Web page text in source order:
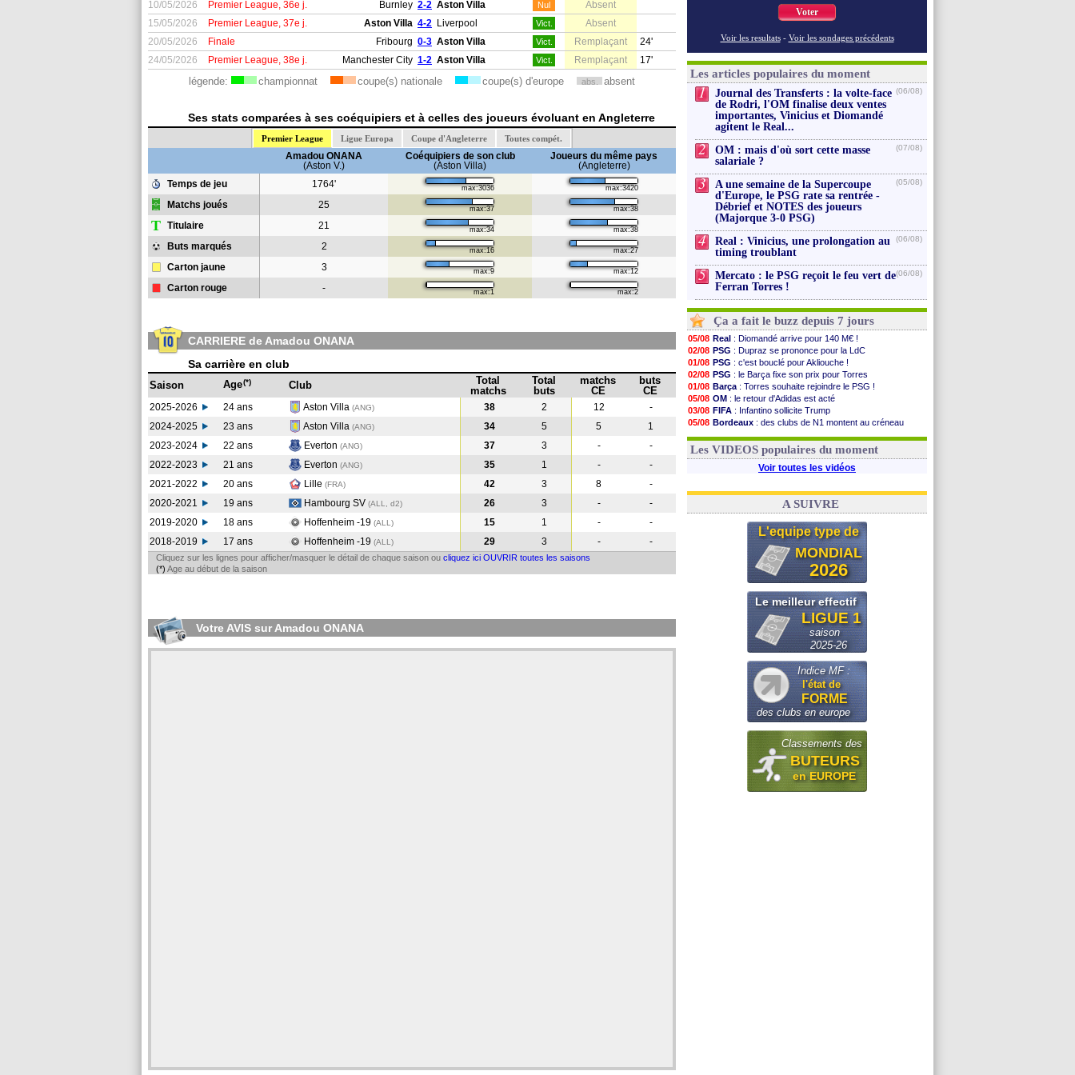
10/05/2026
Premier League, 36e j. Burnley 2-2 Aston Villa Nul
Absent
15/05/2026
Premier League, 37e j. Aston Villa 4-2 Liverpool Vict.
Absent
20/05/2026
Finale Fribourg 0-3 Aston Villa Vict. Remplaçant
24'
24/05/2026
Premier League, 38e j. Manchester City 1-2 Aston Villa Vict. Remplaçant 17'
légende: championnat coupe(s) nationale coupe(s) d'europe abs. absent
Ses stats comparées à ses coéquipiers et à celles des joueurs évoluant en Angleterre
Premier League Ligue Europa Coupe d'Angleterre Toutes compét.
Amadou ONANA
(Aston V.)
Coéquipiers de son club
(Aston Villa)
Joueurs du même pays
(Angleterre)
Temps de jeu
1764' max:3036 max:3420
Matchs joués 25 max:37 max:38
T Titulaire 21 max:34 max:38
Buts marqués 2 max:16 max:27
Carton jaune 3 max:9 max:12
Carton rouge - max:1 max:2
CARRIERE de Amadou ONANA
Sa carrière en club
Saison Age(*) Club
Total
matchs
Total
buts
matchs
CE
buts
CE
2025-2026 24 ans Aston Villa (ANG) 38 2 12
-
2024-2025
23 ans Aston Villa (ANG) 34 5 5
1
2023-2024
22 ans Everton (ANG) 37 3 -
-
2022-2023
21 ans Everton (ANG) 35 1 -
-
2021-2022
20 ans Lille (FRA) 42 3 8
-
2020-2021
19 ans Hambourg SV (ALL, d2) 26 3 -
-
2019-2020
18 ans Hoffenheim -19 (ALL ) 15 1 -
-
2018-2019
17 ans Hoffenheim -19 (ALL ) 29 3 - -
Cliquez sur les lignes pour afficher/masquer le détail de chaque saison ou cliquez ici OUVRIR toutes les saisons
(*) Age au début de la saison
Votre AVIS sur Amadou ONANA
Voter
Voir les resultats - Voir les sondages précédents
Les articles populaires du moment
1
Journal des Transferts : la volte-face
de Rodri, l'OM finalise deux ventes
importantes, Vinicius et Diomandé
agitent le Real...
(06/08)
2
OM : mais d'où sort cette masse
salariale ?
(07/08)
3
A une semaine de la Supercoupe
d'Europe, le PSG rate sa rentrée -
Débrief et NOTES des joueurs
(Majorque 3-0 PSG)
(05/08)
4
Real : Vinicius, une prolongation au
timing troublant
(06/08)
5
Mercato : le PSG reçoit le feu vert de
Ferran Torres !
(06/08)
Ça a fait le buzz depuis 7 jours
05/08 Real : Diomandé arrive pour 140 M€ !
02/08 PSG : Dupraz se prononce pour la LdC
01/08 PSG : c'est bouclé pour Akliouche !
02/08 PSG : le Barça fixe son prix pour Torres
01/08 Barça : Torres souhaite rejoindre le PSG !
05/08 OM : le retour d'Adidas est acté
03/08 FIFA : Infantino sollicite Trump
05/08 Bordeaux : des clubs de N1 montent au créneau
03/08 Real: le démenti de Leipzig pour Diomandé
Les VIDEOS populaires du moment
Voir toutes les vidéos
A SUIVRE
L'equipe type de
MONDIAL
2026
Le meilleur effectif
LIGUE 1
saison
2025-26
Indice MF :
l'état de
FORME
des clubs en europe
Classements des
BUTEURS
en EUROPE